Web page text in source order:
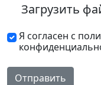
Загрузить
Я согласен с
Отправить